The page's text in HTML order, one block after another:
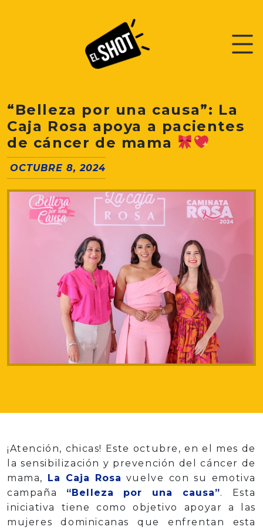
“Belleza por una causa”: La
Caja Rosa apoya a pacientes
de cáncer de mama
OCTUBRE 8, 2024
¡Atención, chicas! Este octubre, en el mes de
la sensibilización y prevención del cáncer de
mama, La Caja Rosa vuelve con su emotiva
campaña “Belleza por una causa”. Esta
iniciativa tiene como objetivo apoyar a las
mujeres dominicanas que enfrentan esta